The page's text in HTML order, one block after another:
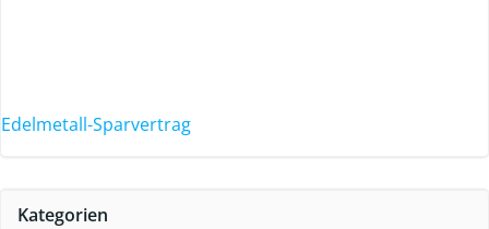
Edelmetall-Sparvertrag
Kategorien